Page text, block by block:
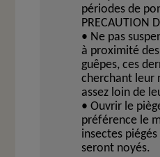
périodes de
PRECAUTION
• Ne pas
à proximité
guêpes, ces
cherchant leur
assez loin de
• Ouvrir le
préférence le
insectes
seront noyés.